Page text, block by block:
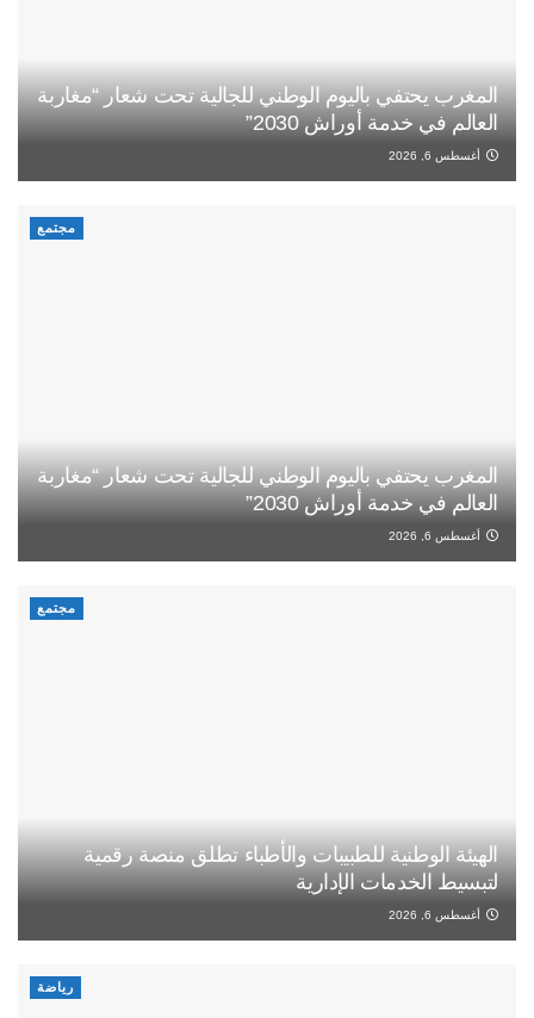
المغرب يحتفي باليوم الوطني للجالية تحت شعار “مغاربة
العالم في خدمة أوراش 2030”
أغسطس 6, 2026
مجتمع
المغرب يحتفي باليوم الوطني للجالية تحت شعار “مغاربة
العالم في خدمة أوراش 2030”
أغسطس 6, 2026
مجتمع
الهيئة الوطنية للطبيبات والأطباء تطلق منصة رقمية
لتبسيط الخدمات الإدارية
أغسطس 6, 2026
رياضة